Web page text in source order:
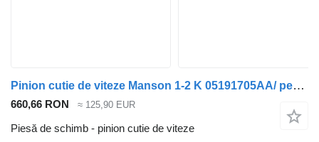
Pinion cutie de viteze Manson 1-2 K 05191705AA/ pentru automobil Jeep Compass
660,66 RON ≈ 125,90 EUR
Piesă de schimb - pinion cutie de viteze